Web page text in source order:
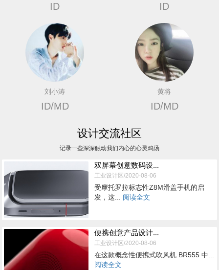
ID ID
刘小涛
ID/MD
黄将
ID/MD
设计交流社区
记录一些深深触动我们内心的心灵鸡汤
双屏幕创意数码设...
工业设计区/2020-08-06
受摩托罗拉标志性Z8M滑盖手机的启
发，这... 阅读全文
便携创意产品设计...
工业设计区/2020-08-06
在这款概念性便携式吹风机 BR555 中...
阅读全文